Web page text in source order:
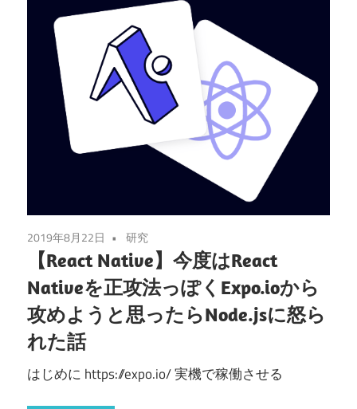
2019年8月22日 研究
【React Native】今度はReact
Nativeを正攻法っぽくExpo.ioから
攻めようと思ったらNode.jsに怒ら
れた話
はじめに https://expo.io/ 実機で稼働させる